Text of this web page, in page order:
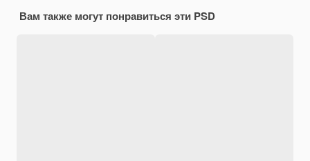
Вам также могут понравиться эти PSD